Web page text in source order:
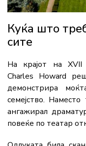
Куќа што
сите
На крајот на XVII
Charles Howard
демонстрира
семејство.
ангажирал
повеќе по театар